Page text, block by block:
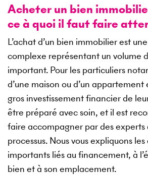
Acheter un bien
ce à quoi il faut faire
L’achat d’un bien immobilier est
complexe représentant un volume
important. Pour les particuliers
d’une maison ou d’un appartement
gros investissement financier de
être préparé avec soin, et il est
faire accompagner par des
processus. Nous vous expliquons
importants liés au financement, à
bien et à son emplacement.